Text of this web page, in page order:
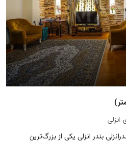
انزلی
متری در بندرانزلی بندر انزلی یکی از بزرگ‌ترین